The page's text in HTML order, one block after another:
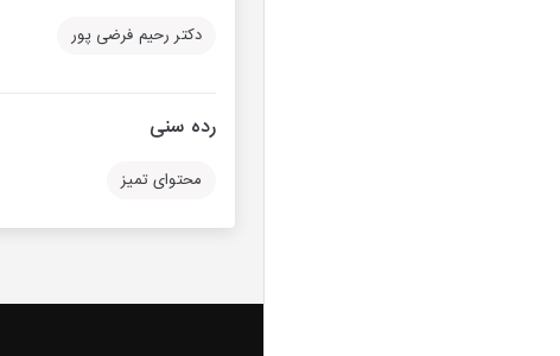
دکتر رحیم فرضی پور
رده سنی
محتوای تمیز